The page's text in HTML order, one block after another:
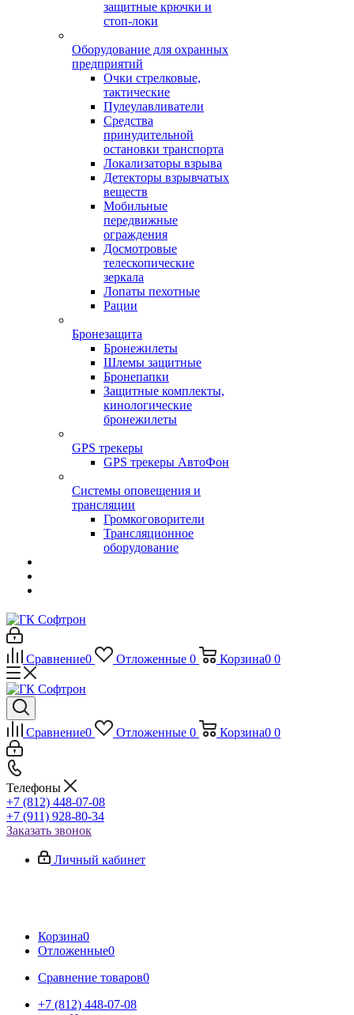
защитные крючки и
стоп-локи
Оборудование для охранных
предприятий
Очки стрелковые,
тактические
Пулеулавливатели
Средства
принудительной
остановки транспорта
Локализаторы взрыва
Детекторы взрывчатых
веществ
Мобильные
передвижные
ограждения
Досмотровые
телескопические
зеркала
Лопаты пехотные
Рации
Бронезащита
Бронежилеты
Шлемы защитные
Бронепапки
Защитные комплекты,
кинологические
бронежилеты
GPS трекеры
GPS трекеры АвтоФон
Системы оповещения и
трансляции
Громкоговорители
Трансляционное
оборудование
Сравнение0 Отложенные 0 Корзина0 0
Сравнение0 Отложенные 0 Корзина0 0
Телефоны
+7 (812) 448-07-08
+7 (911) 928-80-34
Заказать звонок
Личный кабинет
Корзина0
Отложенные0
Сравнение товаров0
+7 (812) 448-07-08